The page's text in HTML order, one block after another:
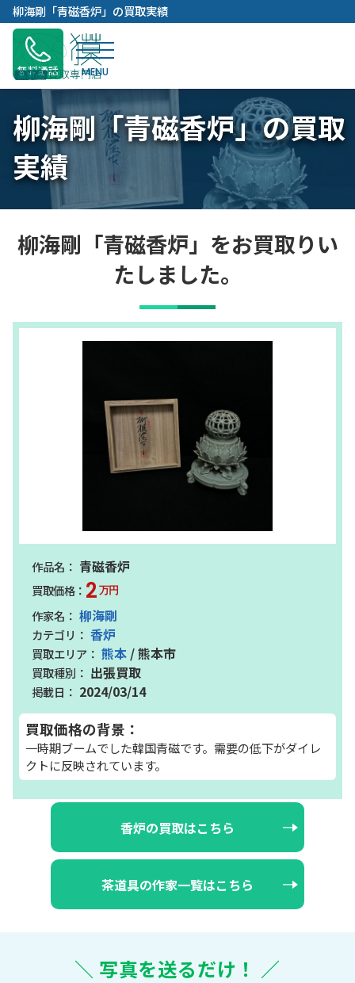
容
キ
ッ
プ
柳海剛「青磁香炉」の買取実績
無料通話
柳海剛「青磁香炉」の買取
実績
柳海剛「青磁香炉」をお買取りい
たしました。
青磁香炉
2万円
柳海剛
香炉
熊本 / 熊本市
出張買取
2024/03/14
買取価格の背景：
一時期ブームでした韓国青磁です。需要の低下がダイレ
クトに反映されています。
香炉の買取はこちら
茶道具の作家一覧はこちら
＼ 写真を送るだけ！ ／